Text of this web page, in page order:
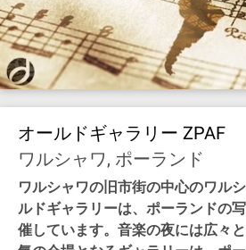
オールドギャラリー ZPAF
ワルシャワ, ポーランド
ワルシャワの旧市街の中心のワル
ルドギャラリーは、ポーランドの
催しています。音楽の夜には広々